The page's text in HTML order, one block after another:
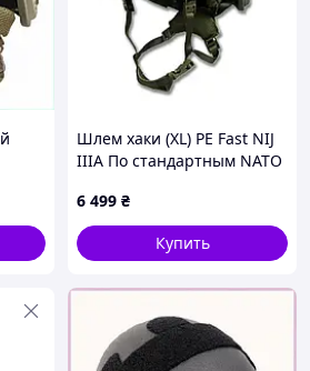
Кликайте и выбирайте.
НАПИШИТЕ НАМ.
Шлем хаки (XL) PE Fast NIJ
IIIA По стандартным NATO
6 499 ₴
Купить